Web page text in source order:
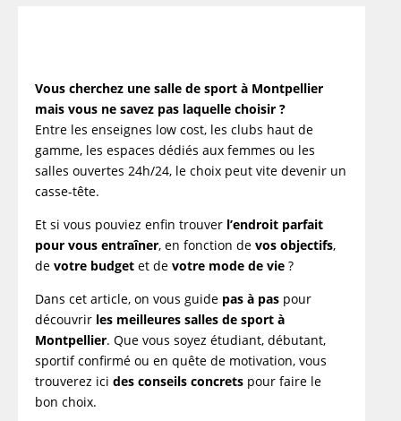
Où s'entraîner à Montpellier sans engagement ?
Existe-t-il des formules flexibles et sans
contraintes ?
Quels sont les avantages et inconvénients
des salles sans engagement ?
Existe-t-il des salles de sport haut de gamme à
Quels services premium peut-on y retrouver ?
Le Nuage ou ON AIR : quel positionnement
pour les clients exigeants ?
Quelles salles de sport sont adaptées aux
étudiants montpelliérains ?
Peut-on bénéficier de tarifs réduits avec une
carte étudiante ?
Quels lieux proposent un bon rapport
qualité/prix pour les jeunes actifs ?
Où trouver une salle de sport dédiée aux
Vous cherchez une salle de sport à Montpellier
mais vous ne savez pas laquelle choisir ?
Entre les enseignes low cost, les clubs haut de
gamme, les espaces dédiés aux femmes ou les
salles ouvertes 24h/24, le choix peut vite devenir un
casse-tête.
Et si vous pouviez enfin trouver l’endroit parfait
pour vous entraîner, en fonction devos objectifs,
devotre budget et devotre mode de vie ?
Dans cet article, on vous guide pas à pas pour
découvrir les meilleures salles de sport à
Montpellier. Que vous soyez étudiant, débutant,
sportif confirmé ou en quête de motivation, vous
trouverez icides conseils concrets pour faire le
bon choix.